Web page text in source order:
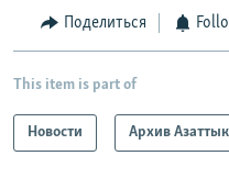
Поделиться
This item is part of
Новости Архив